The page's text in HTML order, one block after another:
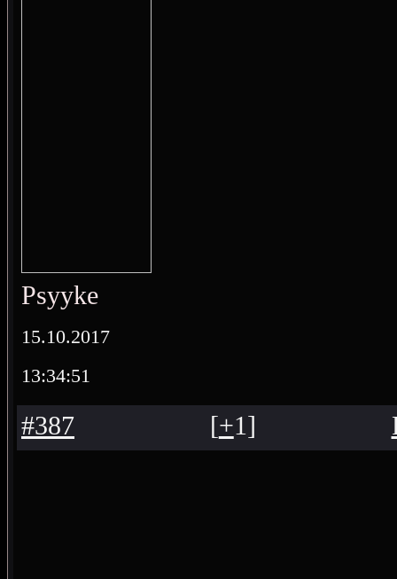
Psyyke
15.10.2017
13:34:51
#387 [+1]